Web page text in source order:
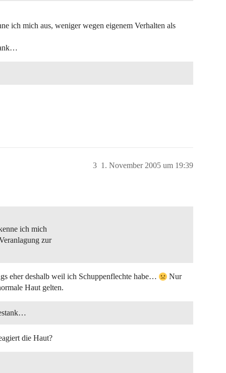
ich mich aus, weniger wegen eigenem Verhalten als
1. November 2005 um 19:39
3
ich mich
zur
eher deshalb weil ich Schuppenflechte habe…
Nur
Haut gelten.
die Haut?